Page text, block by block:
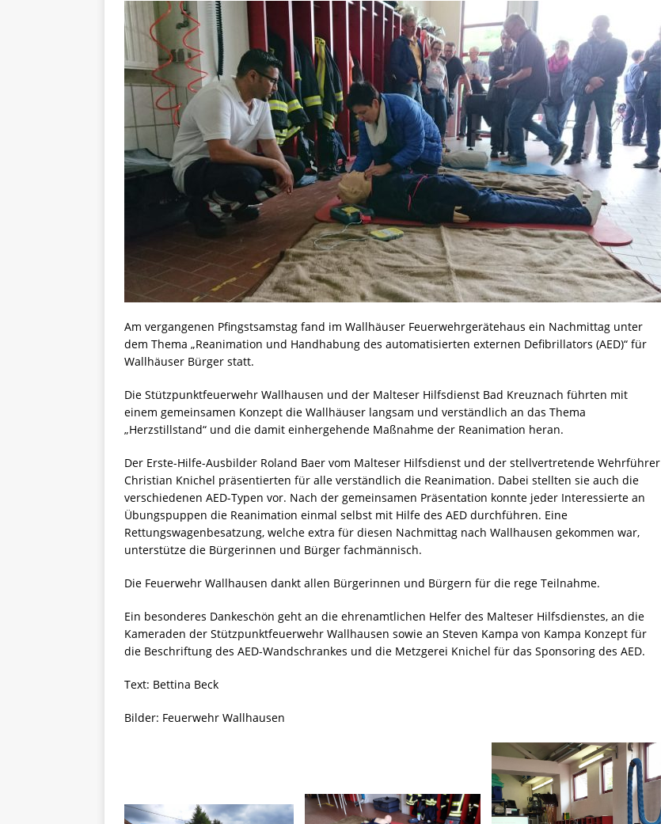
Am vergangenen Pfingstsamstag fand im Wallhäuser Feuerwehrgerätehaus ein Nachmittag unter
dem Thema „Reanimation und Handhabung des automatisierten externen Defibrillators (AED)“ für
Wallhäuser Bürger statt.
Die Stützpunktfeuerwehr Wallhausen und der Malteser Hilfsdienst Bad Kreuznach führten mit
einem gemeinsamen Konzept die Wallhäuser langsam und verständlich an das Thema
„Herzstillstand“ und die damit einhergehende Maßnahme der Reanimation heran.
Der Erste-Hilfe-Ausbilder Roland Baer vom Malteser Hilfsdienst und der stellvertretende Wehrführer
Christian Knichel präsentierten für alle verständlich die Reanimation. Dabei stellten sie auch die
verschiedenen AED-Typen vor. Nach der gemeinsamen Präsentation konnte jeder Interessierte an
Übungspuppen die Reanimation einmal selbst mit Hilfe des AED durchführen. Eine
Rettungswagenbesatzung, welche extra für diesen Nachmittag nach Wallhausen gekommen war,
unterstütze die Bürgerinnen und Bürger fachmännisch.
Die Feuerwehr Wallhausen dankt allen Bürgerinnen und Bürgern für die rege Teilnahme.
Ein besonderes Dankeschön geht an die ehrenamtlichen Helfer des Malteser Hilfsdienstes, an die
Kameraden der Stützpunktfeuerwehr Wallhausen sowie an Steven Kampa von Kampa Konzept für
die Beschriftung des AED-Wandschrankes und die Metzgerei Knichel für das Sponsoring des AED.
Text: Bettina Beck
Bilder: Feuerwehr Wallhausen